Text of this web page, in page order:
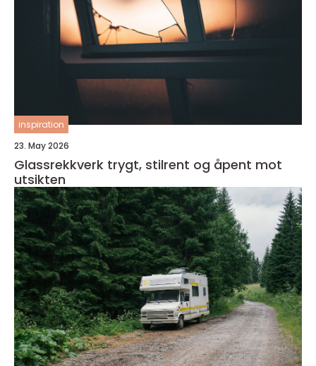
inspiration
23. May 2026
Glassrekkverk trygt, stilrent og åpent mot
utsikten